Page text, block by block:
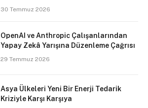
30 Temmuz 2026
OpenAI ve Anthropic Çalışanlarından
Yapay Zekâ Yarışına Düzenleme Çağrısı
29 Temmuz 2026
Asya Ülkeleri Yeni Bir Enerji Tedarik
Kriziyle Karşı Karşıya